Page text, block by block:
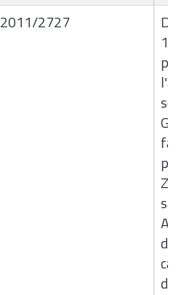
2011/2727